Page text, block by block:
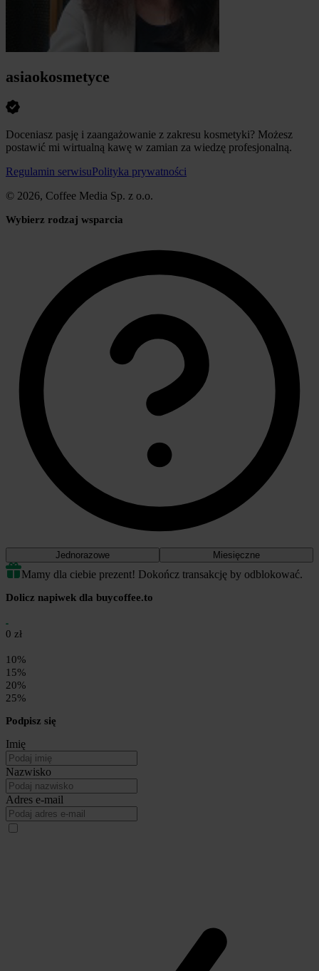
asiaokosmetyce
Doceniasz pasję i zaangażowanie z zakresu kosmetyki? Możesz
postawić mi wirtualną kawę w zamian za wiedzę profesjonalną.
Regulamin serwisuPolityka prywatności
© 2026, Coffee Media Sp. z o.o.
Wybierz rodzaj wsparcia
Jednorazowe Miesięczne
Mamy dla ciebie prezent! Dokończ transakcję by odblokować.
Dolicz napiwek dla buycoffee.to
0 zł
10%
15%
20%
25%
Podpisz się
Imię
Nazwisko
Adres e-mail